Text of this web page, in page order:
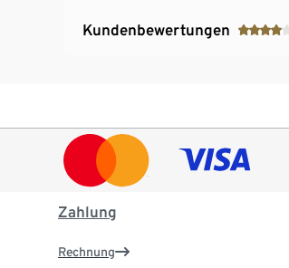
Kundenbewertungen
Zahlung
Rechnung